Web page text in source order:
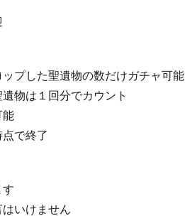
プした聖遺物の数だけガチャ可能
物は１回分でカウント
能
で終了
いけません